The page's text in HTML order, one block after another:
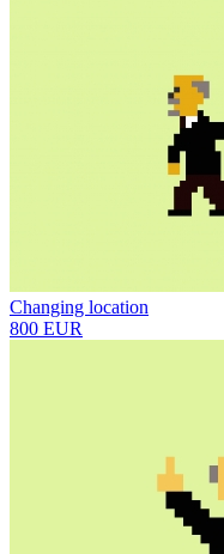
Changing location
800 EUR